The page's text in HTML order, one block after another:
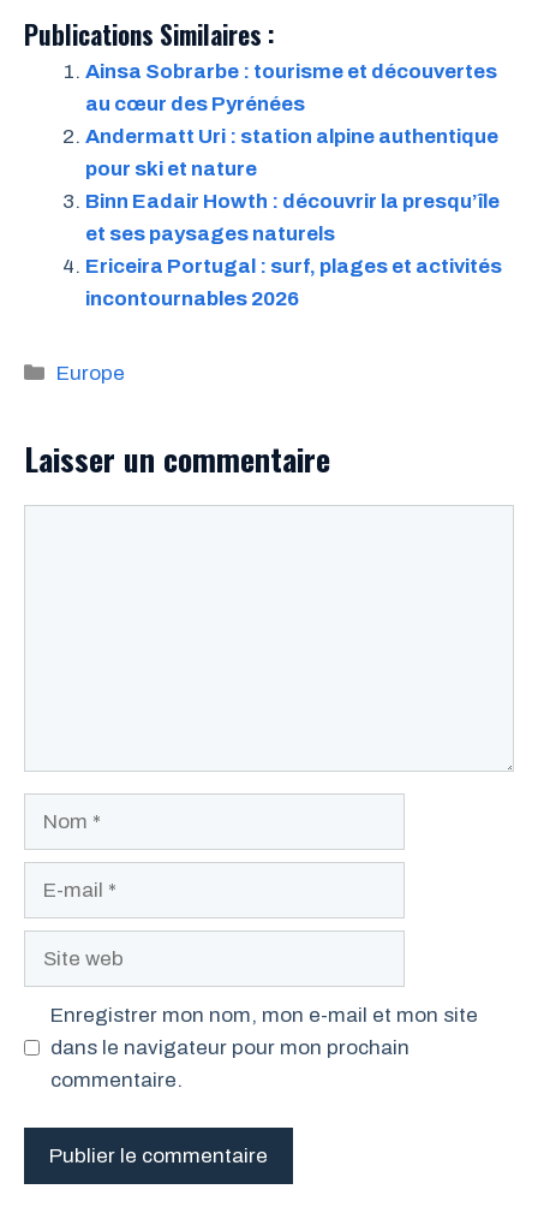
Publications Similaires :
Ainsa Sobrarbe : tourisme et découvertes
au cœur des Pyrénées
Andermatt Uri : station alpine authentique
pour ski et nature
Binn Eadair Howth : découvrir la presqu’île
et ses paysages naturels
Ericeira Portugal : surf, plages et activités
incontournables 2026
Catégories
Europe
Laisser un commentaire
Site
Enregistrer mon nom, mon e-mail et mon site
dans le navigateur pour mon prochain
commentaire.